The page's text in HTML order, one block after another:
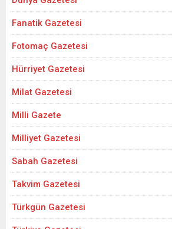
Fanatik Gazetesi
Fotomaç Gazetesi
Hürriyet Gazetesi
Milat Gazetesi
Milli Gazete
Milliyet Gazetesi
Sabah Gazetesi
Takvim Gazetesi
Türkgün Gazetesi